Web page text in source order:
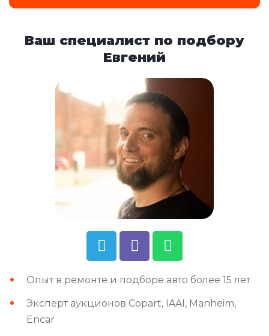
Ваш специалист по подбору
Евгений
Опыт в ремонте и подборе авто более 15 лет
Эксперт аукционов Copart, IAAI, Manheim,
Encar